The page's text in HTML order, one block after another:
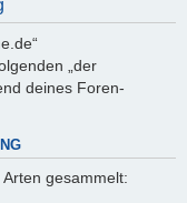
„der
deines Foren-
gesammelt: